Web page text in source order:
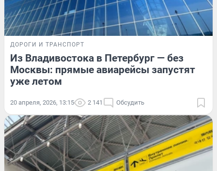
ДОРОГИ И ТРАНСПОРТ
Из Владивостока в Петербург — без
Москвы: прямые авиарейсы запустят
уже летом
20 апреля, 2026, 13:15 2 141 Обсудить